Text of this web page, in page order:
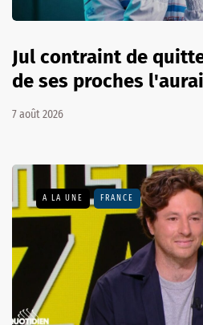
Jul contraint de
de ses proches
7 août 2026
A LA UNE FRANCE